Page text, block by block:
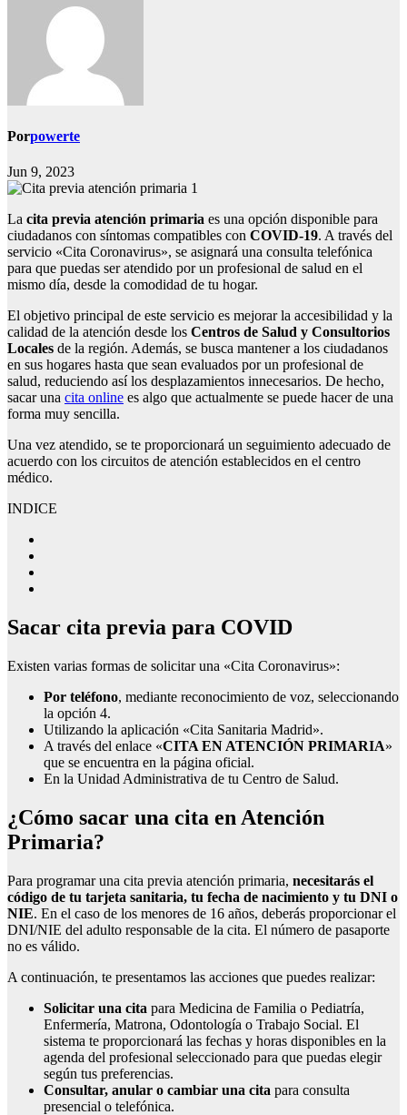
Porpowerte
Jun 9, 2023
La cita previa atención primaria es una opción disponible para
ciudadanos con síntomas compatibles con COVID-19. A través del
servicio «Cita Coronavirus», se asignará una consulta telefónica
para que puedas ser atendido por un profesional de salud en el
mismo día, desde la comodidad de tu hogar.
El objetivo principal de este servicio es mejorar la accesibilidad y la
calidad de la atención desde los Centros de Salud y Consultorios
Locales de la región. Además, se busca mantener a los ciudadanos
en sus hogares hasta que sean evaluados por un profesional de
salud, reduciendo así los desplazamientos innecesarios. De hecho,
sacar una cita online es algo que actualmente se puede hacer de una
forma muy sencilla.
Una vez atendido, se te proporcionará un seguimiento adecuado de
acuerdo con los circuitos de atención establecidos en el centro
médico.
INDICE
Sacar cita previa para COVID
Existen varias formas de solicitar una «Cita Coronavirus»:
Por teléfono, mediante reconocimiento de voz, seleccionando
la opción 4.
Utilizando la aplicación «Cita Sanitaria Madrid».
A través del enlace «CITA EN ATENCIÓN PRIMARIA»
que se encuentra en la página oficial.
En la Unidad Administrativa de tu Centro de Salud.
¿Cómo sacar una cita en Atención
Primaria?
Para programar una cita previa atención primaria, necesitarás el
código de tu tarjeta sanitaria, tu fecha de nacimiento y tu DNI o
NIE. En el caso de los menores de 16 años, deberás proporcionar el
DNI/NIE del adulto responsable de la cita. El número de pasaporte
no es válido.
A continuación, te presentamos las acciones que puedes realizar:
Solicitar una cita para Medicina de Familia o Pediatría,
Enfermería, Matrona, Odontología o Trabajo Social. El
sistema te proporcionará las fechas y horas disponibles en la
agenda del profesional seleccionado para que puedas elegir
según tus preferencias.
Consultar, anular o cambiar una cita para consulta
presencial o telefónica.